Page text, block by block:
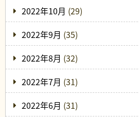
2022年10月 (29)
2022年9月 (35)
2022年8月 (32)
2022年7月 (31)
2022年6月 (31)